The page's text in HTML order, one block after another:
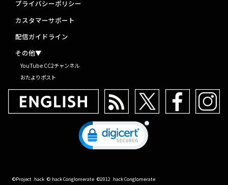
プライバシーポリシー
カスタマーサポート
配信ガイドライン
その他▼
YouTube CC2チャンネル
おたよりポスト
©Project .hack ©.hack Conglomerate ©2012 .hack Conglomerate